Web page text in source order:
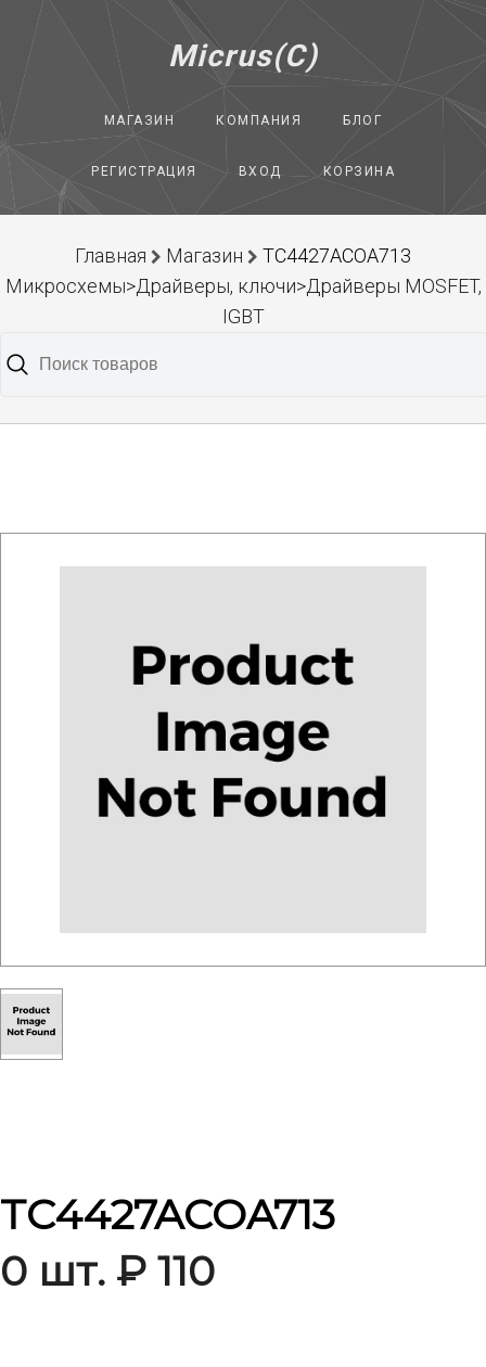
Micrus(C)
МАГАЗИН КОМПАНИЯ БЛОГ
РЕГИСТРАЦИЯ ВХОД КОРЗИНА
Главная Магазин
TC4427ACOA713
Микросхемы>Драйверы, ключи>Драйверы MOSFET,
IGBT
TC4427ACOA713
0 шт. ₽ 110